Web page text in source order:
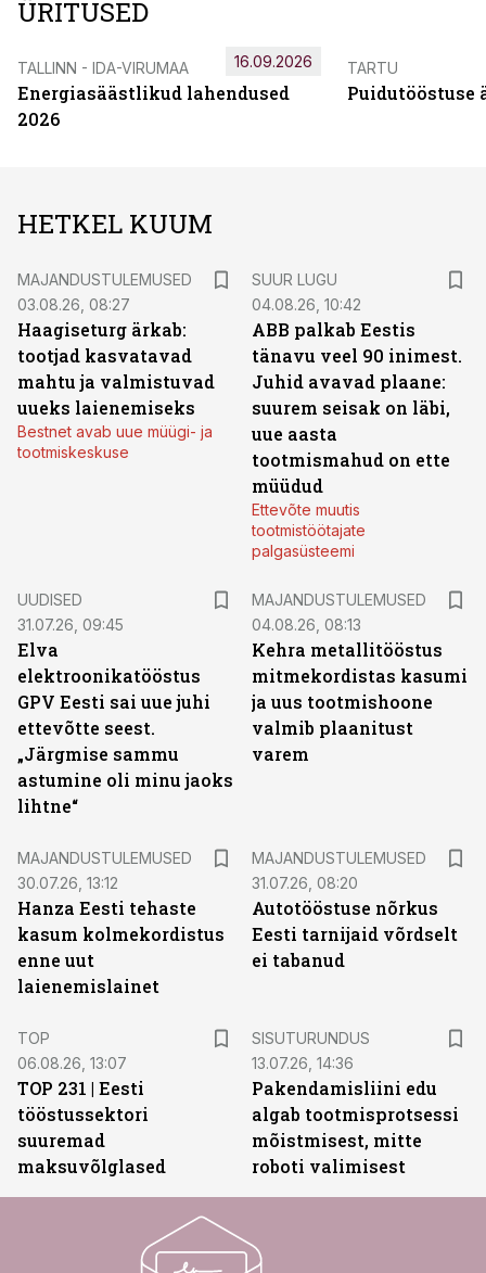
ÜRITUSED
TALLINN - IDA-VIRUMAA
Energiasäästlikud lahendused
2026
16.09.2026 TARTU
Puidutööstuse
HETKEL KUUM
MAJANDUSTULEMUSED
03.08.26, 08:27
Haagiseturg ärkab:
tootjad kasvatavad
mahtu ja valmistuvad
uueks laienemiseks
Bestnet avab uue müügi- ja
tootmiskeskuse
SUUR LUGU
04.08.26, 10:42
ABB palkab Eestis
tänavu veel 90 inimest.
Juhid avavad plaane:
suurem seisak on läbi,
uue aasta
tootmismahud on ette
müüdud
Ettevõte muutis
tootmistöötajate
palgasüsteemi
UUDISED
31.07.26, 09:45
Elva
elektroonikatööstus
GPV Eesti sai uue juhi
ettevõtte seest.
„Järgmise sammu
astumine oli minu jaoks
lihtne“
MAJANDUSTULEMUSED
04.08.26, 08:13
Kehra metallitööstus
mitmekordistas kasumi
ja uus tootmishoone
valmib plaanitust
varem
MAJANDUSTULEMUSED
30.07.26, 13:12
Hanza Eesti tehaste
kasum kolmekordistus
enne uut
laienemislainet
MAJANDUSTULEMUSED
31.07.26, 08:20
Autotööstuse nõrkus
Eesti tarnijaid võrdselt
ei tabanud
TOP
06.08.26, 13:07
TOP 231 | Eesti
tööstussektori
suuremad
maksuvõlglased
SISUTURUNDUS
13.07.26, 14:36
Pakendamisliini edu
algab tootmisprotsessi
mõistmisest, mitte
roboti valimisest